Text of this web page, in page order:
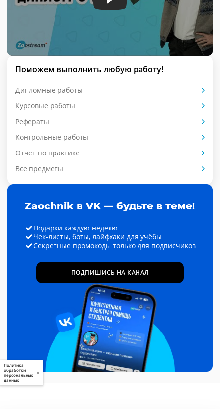
Поможем выполнить любую работу!
Дипломные работы
Курсовые работы
Рефераты
Контрольные работы
Отчет по практике
Все предметы
Zaochnik в VK — будьте в теме!
Подарки каждую неделю
Чек-листы, боты, лайфхаки для учёбы
Секретные промокоды только для подписчиков
ПОДПИШИСЬ НА КАНАЛ
Политика
обработки
персональных
данных
×